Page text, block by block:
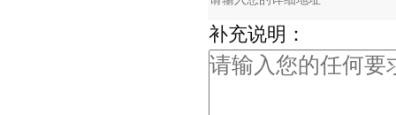
补充说明：